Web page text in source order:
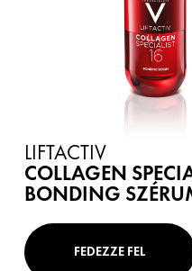
LIFTACTIV
COLLAGEN
BONDING
FEDEZZE FEL